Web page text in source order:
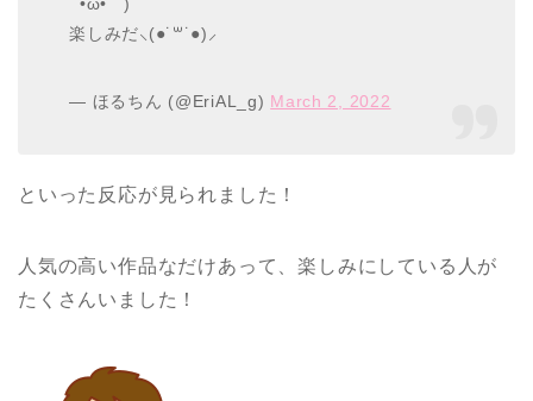
楽しみだ⸜(●˙꒳˙●)⸝
— ほるちん (@EriAL_g) March 2, 2022
といった反応が見られました！
人気の高い作品なだけあって、楽しみにしている人が
たくさんいました！